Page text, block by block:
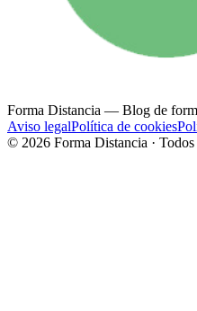
Forma Distancia — Blog de
Aviso legalPolítica de cookies
© 2026 Forma Distancia ·